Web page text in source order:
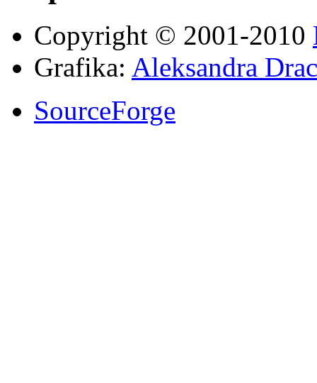
Copyright © 2001-2010
Grafika: Aleksandra
SourceForge